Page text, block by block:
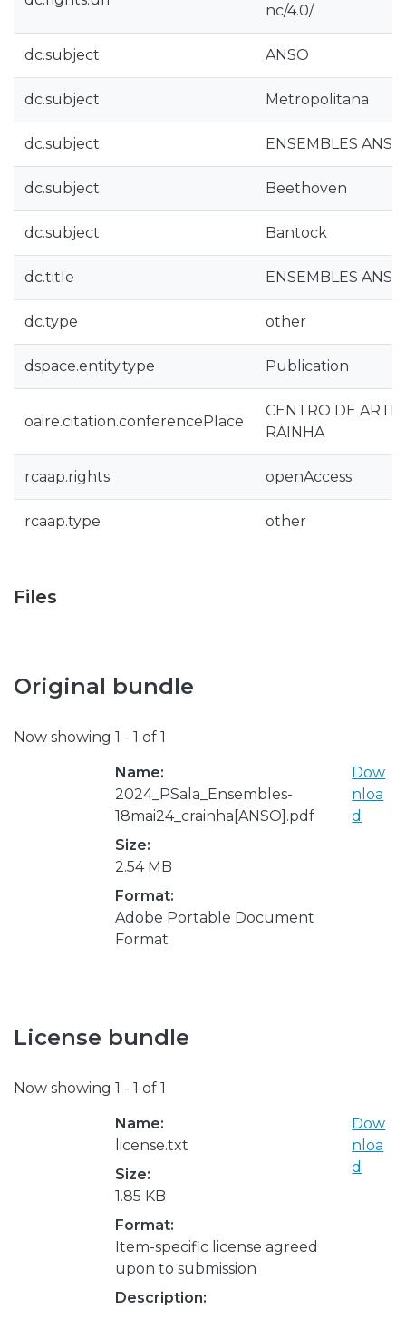
nc/4.0/
dc.subject ANSO
dc.subject Metropolitana
dc.subject ENSEMBLES ANSO
dc.subject Beethoven
dc.subject Bantock
dc.title ENSEMBLES
dc.type other
dspace.entity.type Publication
oaire.citation.conferencePlace
CENTRO DE
RAINHA
rcaap.rights openAccess
rcaap.type other
Files
Original bundle
Now showing 1 - 1 of 1
Name:
2024_PSala_Ensembles-
18mai24_crainha[ANSO].pdf
Size:
2.54 MB
Format:
Adobe Portable Document
Format
Dow
nloa
d
License bundle
Now showing 1 - 1 of 1
Name:
license.txt
Size:
1.85 KB
Format:
Item-specific license agreed
upon to submission
Description:
Dow
nloa
d